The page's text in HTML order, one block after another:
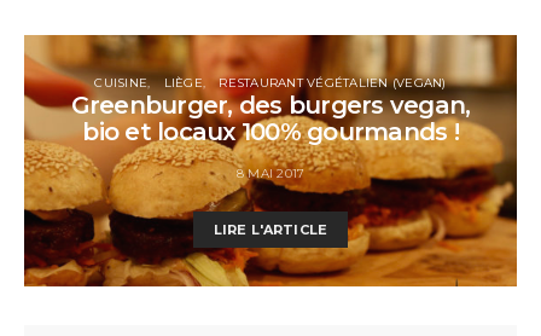
CUISINE LIÈGE RESTAURANT VÉGÉTALIEN (VEGAN)
Greenburger, des burgers vegan,
bio et locaux 100% gourmands !
8 MAI 2017
LIRE L'ARTICLE